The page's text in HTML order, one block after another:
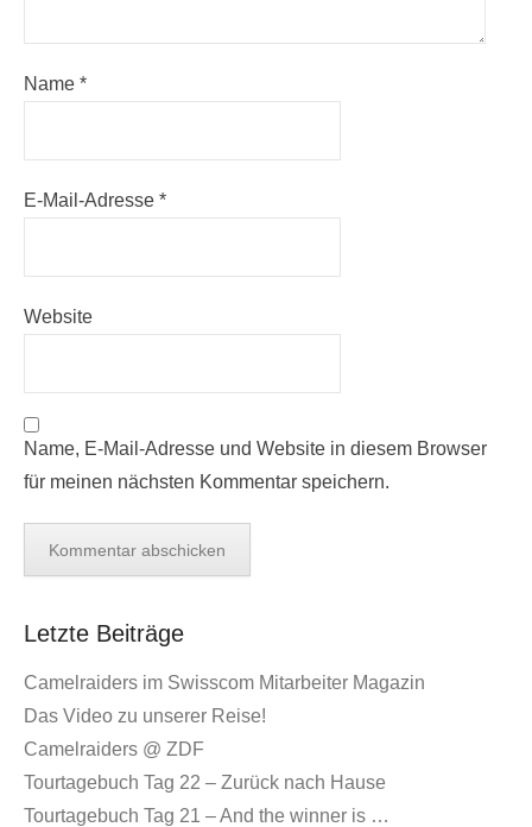
Name *
E-Mail-Adresse *
Website
Name, E-Mail-Adresse und Website in diesem Browser
für meinen nächsten Kommentar speichern.
Letzte Beiträge
Camelraiders im Swisscom Mitarbeiter Magazin
Das Video zu unserer Reise!
Camelraiders @ ZDF
Tourtagebuch Tag 22 – Zurück nach Hause
Tourtagebuch Tag 21 – And the winner is …